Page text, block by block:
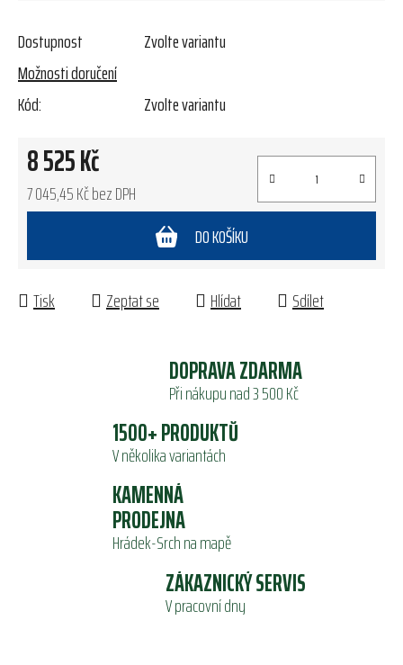
Dostupnost
Zvolte variantu
Možnosti doručení
Kód:
Zvolte variantu
8 525 Kč
7 045,45 Kč bez DPH
DO KOŠÍKU
Tisk Zeptat se Hlídat Sdílet
DOPRAVA ZDARMA
Při nákupu nad 3 500 Kč
1500+ PRODUKTŮ
V několika variantách
KAMENNÁ
PRODEJNA
Hrádek-Srch na mapě
ZÁKAZNICKÝ SERVIS
V pracovní dny